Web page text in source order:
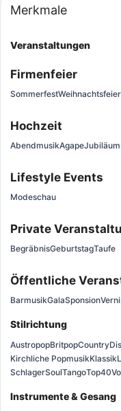
Merkmale
Veranstaltungen
Firmenfeier
SommerfestWeihnachtsfeier
Hochzeit
AbendmusikAgape
Lifestyle Events
Modeschau
Private
BegräbnisGeburtstagTaufe
Öffentliche
BarmusikGalaSponsion
Stilrichtung
AustropopBritpopCountry
Kirchliche PopmusikKlassik
SchlagerSoulTangoTop40
Instrumente & Gesang